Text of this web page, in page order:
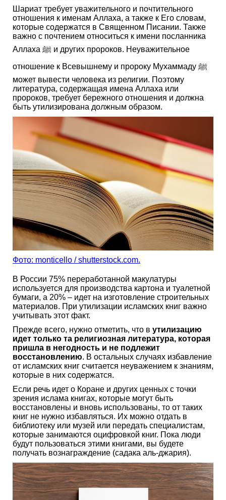
Шариат требует уважительного и почтительного
отношения к именам Аллаха, а также к Его словам,
которые содержатся в Священном Писании. Также
важно с почтением относиться к имени посланника
Аллаха ﷺ и других пророков. Неуважительное
отношение к Всевышнему и пророку Мухаммаду ﷺ
может вывести человека из религии. Поэтому
литература, содержащая имена Аллаха или
пророков, требует бережного отношения и должна
быть утилизирована должным образом.
Фото: monticello / shutterstock.com.
В России 75% переработанной макулатуры
используется для производства картона и туалетной
бумаги, а 20% – идет на изготовление строительных
материалов. При утилизации исламских книг важно
учитывать этот факт.
Прежде всего, нужно отметить, что в утилизацию
идет только та религиозная литература, которая
пришла в негодность и не подлежит
восстановлению. В остальных случаях избавление
от исламских книг считается неуважением к знаниям,
которые в них содержатся.
Если речь идет о Коране и других ценных с точки
зрения ислама книгах, которые могут быть
восстановлены и вновь использованы, то от таких
книг не нужно избавляться. Их можно отдать в
библиотеку или музей или передать специалистам,
которые занимаются оцифровкой книг. Пока люди
будут пользоваться этими книгами, вы будете
получать вознаграждение (садака аль-джария).